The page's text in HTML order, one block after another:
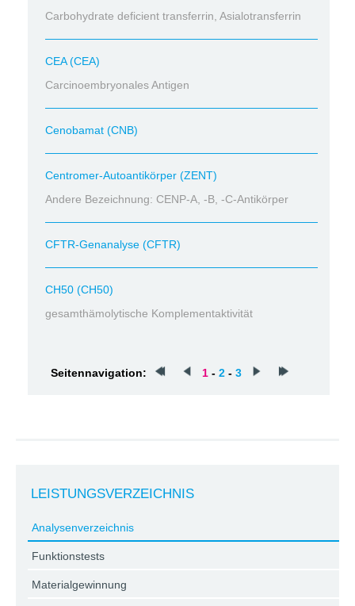
Carbohydrate deficient transferrin, Asialotransferrin
CEA (CEA)
Carcinoembryonales Antigen
Cenobamat (CNB)
Centromer-Autoantikörper (ZENT)
Andere Bezeichnung: CENP-A, -B, -C-Antikörper
CFTR-Genanalyse (CFTR)
CH50 (CH50)
gesamthämolytische Komplementaktivität
Seitennavigation: 1 - 2 - 3
LEISTUNGSVERZEICHNIS
Analysenverzeichnis
Funktionstests
Materialgewinnung